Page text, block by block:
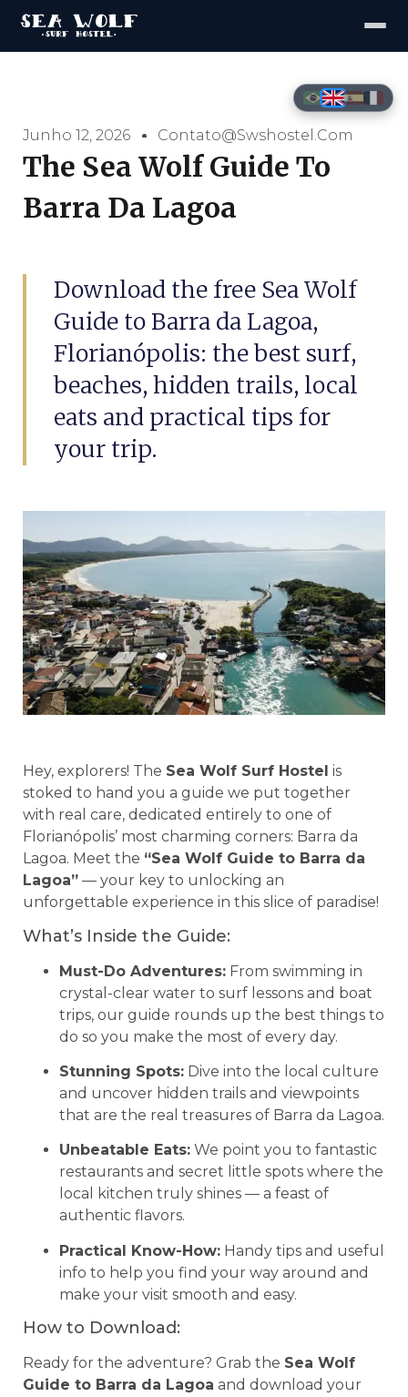
Junho 12, 2026 Contato@swshostel.com
The Sea Wolf Guide To
Barra Da Lagoa
Download the free Sea Wolf
Guide to Barra da Lagoa,
Florianópolis: the best surf,
beaches, hidden trails, local
eats and practical tips for
your trip.
Hey, explorers! The Sea Wolf Surf Hostel is
stoked to hand you a guide we put together
with real care, dedicated entirely to one of
Florianópolis’ most charming corners: Barra da
Lagoa. Meet the “Sea Wolf Guide to Barra da
Lagoa” — your key to unlocking an
unforgettable experience in this slice of paradise!
What’s Inside the Guide:
Must-Do Adventures: From swimming in
crystal-clear water to surf lessons and boat
trips, our guide rounds up the best things to
do so you make the most of every day.
Stunning Spots: Dive into the local culture
and uncover hidden trails and viewpoints
that are the real treasures of Barra da Lagoa.
Unbeatable Eats: We point you to fantastic
restaurants and secret little spots where the
local kitchen truly shines — a feast of
authentic flavors.
Practical Know-How: Handy tips and useful
info to help you find your way around and
make your visit smooth and easy.
How to Download:
Ready for the adventure? Grab the Sea Wolf
Guide to Barra da Lagoa and download your